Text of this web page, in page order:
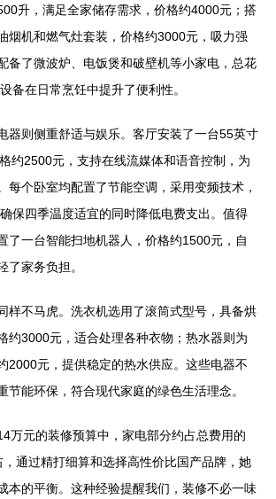
升，满足全家储存需求，价格约4000元；搭
烟机和燃气灶套装，价格约3000元，吸力强
备了微波炉、电饭煲和破壁机等小家电，总花
备在日常烹饪中提升了便利性。
器则侧重舒适与娱乐。客厅安装了一台55英寸
约2500元，支持在线流媒体和语音控制，为
每个卧室均配置了节能空调，采用变频技术，
保四季温度适宜的同时降低电费支出。值得
了一台智能扫地机器人，价格约1500元，自
了家务负担。
样不马虎。洗衣机选用了滚筒式型号，具备烘
约3000元，适合处理各种衣物；热水器则为
2000元，提供稳定的热水供应。这些电器不
节能环保，符合现代家庭的绿色生活理念。
万元的装修预算中，家电部分约占总费用的
通过精打细算和选择高性价比国产品牌，她
本的平衡。这种经验提醒我们，装修不必一味